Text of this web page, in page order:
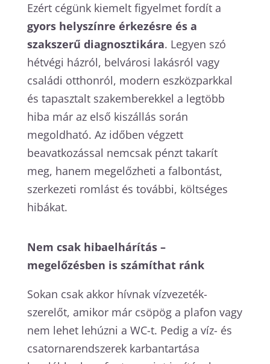
Ezért cégünk kiemelt figyelmet fordít a
gyors helyszínre érkezésre és a
szakszerű diagnosztikára. Legyen szó
hétvégi házról, belvárosi lakásról vagy
családi otthonról, modern eszközparkkal
és tapasztalt szakemberekkel a legtöbb
hiba már az első kiszállás során
megoldható. Az időben végzett
beavatkozással nemcsak pénzt takarít
meg, hanem megelőzheti a falbontást,
szerkezeti romlást és további, költséges
hibákat.
Nem csak hibaelhárítás –
megelőzésben is számíthat ránk
Sokan csak akkor hívnak vízvezeték-
szerelőt, amikor már csöpög a plafon vagy
nem lehet lehúzni a WC-t. Pedig a víz- és
csatornarendszerek karbantartása